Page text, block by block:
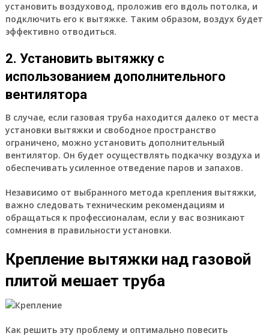
установить воздуховод, проложив его вдоль потолка, и
подключить его к вытяжке. Таким образом, воздух будет
эффективно отводиться.
2. Установить вытяжку с
использованием дополнительного
вентилятора
В случае, если газовая труба находится далеко от места
установки вытяжки и свободное пространство
ограничено, можно установить дополнительный
вентилятор. Он будет осуществлять подкачку воздуха и
обеспечивать усиленное отведение паров и запахов.
Независимо от выбранного метода крепления вытяжки,
важно следовать техническим рекомендациям и
обращаться к профессионалам, если у вас возникают
сомнения в правильности установки.
Крепление вытяжки над газовой
плитой мешает труба
Как решить эту проблему и оптимально повесить